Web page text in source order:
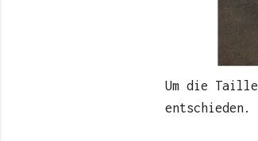
Um die
entschieden.